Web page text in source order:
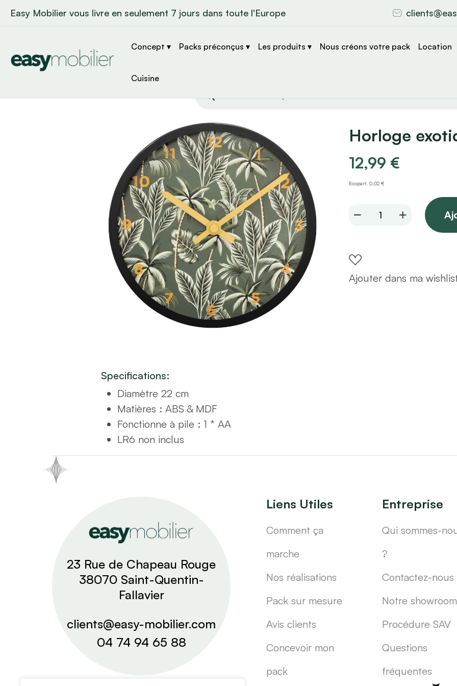
Easy Mobilier vous livre en seulement 7 jours dans toute l'Europe
Concept ▾ Packs préconçus ▾ Les produits ▾ Nous créons votre pack Location
Cuisine
de
Horloge
12,99 €
Ecopart: 0,02 €
Horloge
verte
quantity
Ajouter dans ma
Specifications:
Diamètre 22 cm
Matières : ABS & MDF
Fonctionne à pile : 1 * AA
LR6 non inclus
23 Rue de Chapeau Rouge
38070 Saint-Quentin-
Fallavier
clients@easy-mobilier.com
04 74 94 65 88
Liens Utiles
Comment ça
marche
Nos réalisations
Pack sur mesure
Avis clients
Concevoir mon
pack
Entreprise
Qui sommes-
?
Contactez-nous
Notre showroom
Procédure SAV
Questions
fréquentes